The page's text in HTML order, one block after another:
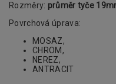
Rozměry: průměr tyče
Povrchová úprava:
MOSAZ,
CHROM,
NEREZ,
ANTRACIT